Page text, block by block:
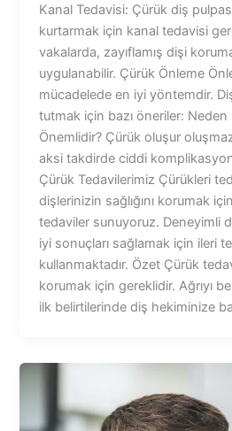
Kanal Tedavisi: Çürük diş
kurtarmak için kanal tedavisi
vakalarda, zayıflamış dişi
uygulanabilir. Çürük Önleme
mücadelede en iyi yöntemdir.
tutmak için bazı öneriler: Neden
Önemlidir? Çürük oluşur
aksi takdirde ciddi
Çürük Tedavilerimiz Çürükleri
dişlerinizin sağlığını korumak
tedaviler sunuyoruz. Deneyimli
iyi sonuçları sağlamak için ileri
kullanmaktadır. Özet Çürük
korumak için gereklidir. Ağrıyı
ilk belirtilerinde diş hekiminize